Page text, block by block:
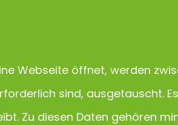
Webseite öffnet, werden
sind, ausgetauscht.
Zu diesen Daten gehören